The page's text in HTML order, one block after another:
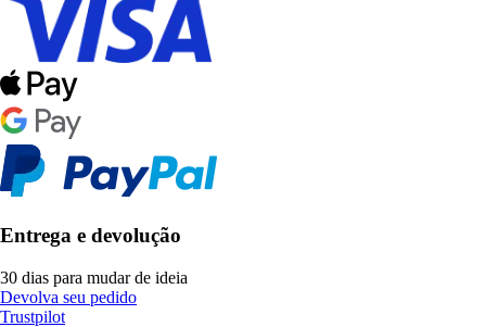
Entrega e devolução
30 dias para mudar de ideia
Devolva seu pedido
Trustpilot